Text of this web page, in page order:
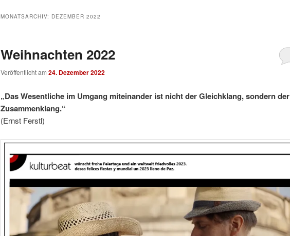
MONATSARCHIV: DEZEMBER 2022
Weihnachten 2022
Veröffentlicht am 24. Dezember 2022
„Das Wesentliche im Umgang miteinander ist nicht der Gleichklang, sondern der
Zusammenklang.“
(Ernst Ferstl)